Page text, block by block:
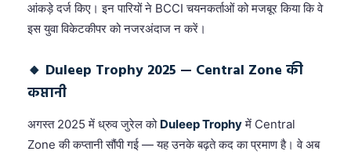
आंकड़े दर्ज किए। इन पारियों ने BCCI चयनकर्ताओं को मजबूर किया कि वे
इस युवा विकेटकीपर को नजरअंदाज न करें।
🔸 Duleep Trophy 2025 — Central Zone की
कप्तानी
अगस्त 2025 में ध्रुव जुरेल को Duleep Trophyमें Central
Zone की कप्तानी सौंपी गई — यह उनके बढ़ते कद का प्रमाण है। वे अब